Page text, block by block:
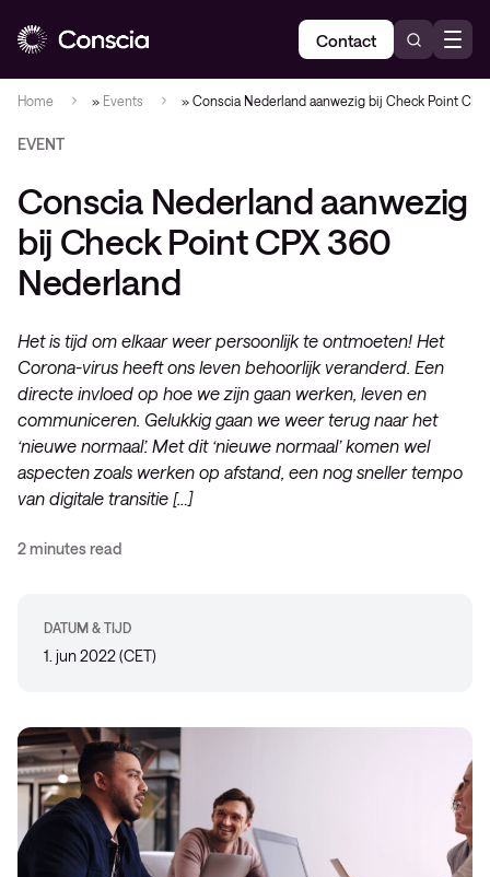
Contact
Home » Events » Conscia Nederland aanwezig bij Check Point
EVENT
Conscia Nederland aanwezig
bij Check Point CPX 360
Nederland
Het is tijd om elkaar weer persoonlijk te ontmoeten! Het
Corona-virus heeft ons leven behoorlijk veranderd. Een
directe invloed op hoe we zijn gaan werken, leven en
communiceren. Gelukkig gaan we weer terug naar het
‘nieuwe normaal’. Met dit ‘nieuwe normaal’ komen wel
aspecten zoals werken op afstand, een nog sneller tempo
van digitale transitie […]
2 minutes read
DATUM & TIJD
1. jun 2022 (CET)